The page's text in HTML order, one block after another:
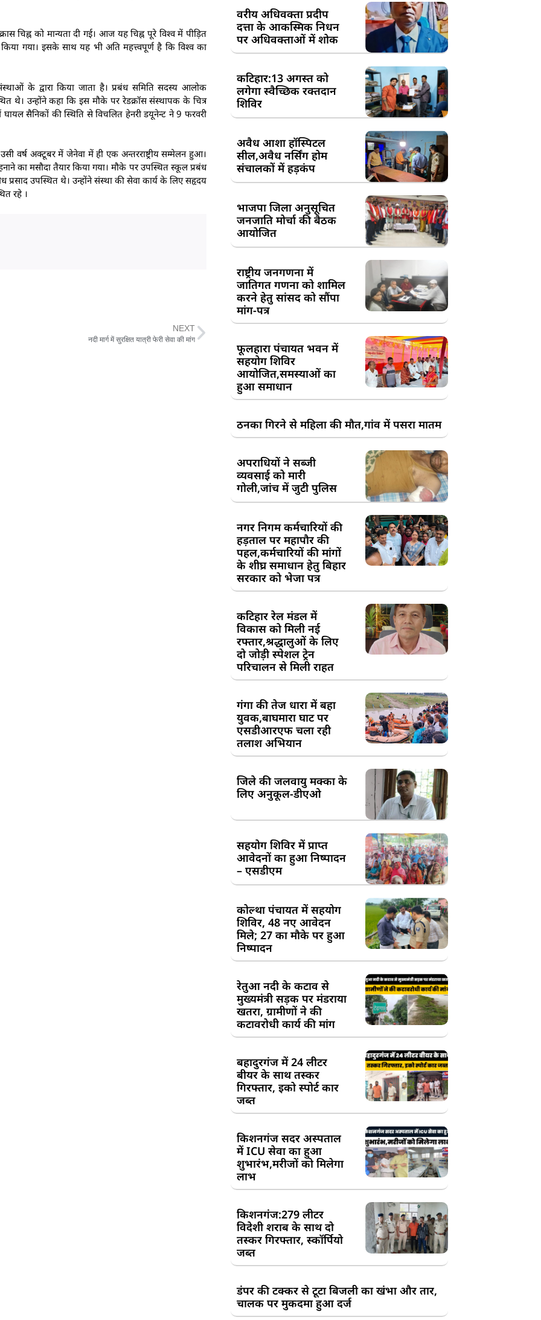
चिह्न को मान्यता दी गई। आज यह चिह्न पूरे विश्व में पीड़ित
गया। इसके साथ यह भी अति महत्त्वपूर्ण है कि विश्व का
के द्वारा किया जाता है। प्रबंध समिति सदस्य आलोक
थे। उन्होंने कहा कि इस मौके पर रेडक्रॉस संस्थापक के चित्र
सैनिकों की स्थिति से विचलित हेनरी डयूनेन्ट ने 9 फरवरी
वर्ष अक्टूबर में जेनेवा में ही एक अन्तरराष्ट्रीय सम्मेलन हुआ।
का मसौदा तैयार किया गया। मौके पर उपस्थित स्कूल प्रबंध
प्रसाद उपस्थित थे। उन्होंने संस्था की सेवा कार्य के लिए सहृदय
रहे ।
NEXT
नदी मार्ग में सुरक्षित यात्री फेरी सेवा की मांग
वरीय अधिवक्ता प्रदीप
दत्ता के आकस्मिक निधन
पर अधिवक्ताओं में शोक
कटिहार:13 अगस्त को
लगेगा स्वैच्छिक रक्तदान
शिविर
अवैध आशा हॉस्पिटल
सील,अवैध नर्सिंग होम
संचालकों में हड़कंप
भाजपा जिला अनुसूचित
जनजाति मोर्चा की बैठक
आयोजित
राष्ट्रीय जनगणना में
जातिगत गणना को शामिल
करने हेतु सांसद को सौंपा
मांग-पत्र
फूलहारा पंचायत भवन में
सहयोग शिविर
आयोजित,समस्याओं का
हुआ समाधान
ठनका गिरने से महिला की मौत,गांव में पसरा मातम
अपराधियों ने सब्जी
व्यवसाई को मारी
गोली,जांच में जुटी पुलिस
नगर निगम कर्मचारियों की
हड़ताल पर महापौर की
पहल,कर्मचारियों की मांगों
के शीघ्र समाधान हेतु बिहार
सरकार को भेजा पत्र
कटिहार रेल मंडल में
विकास को मिली नई
रफ्तार,श्रद्धालुओं के लिए
दो जोड़ी स्पेशल ट्रेन
परिचालन से मिली राहत
गंगा की तेज धारा में बहा
युवक,बाघमारा घाट पर
एसडीआरएफ चला रही
तलाश अभियान
जिले की जलवायु मक्का के
लिए अनुकूल-डीएओ
सहयोग शिविर में प्राप्त
आवेदनों का हुआ निष्पादन
– एसडीएम
कोल्था पंचायत में सहयोग
शिविर, 48 नए आवेदन
मिले; 27 का मौके पर हुआ
निष्पादन
रेतुआ नदी के कटाव से
मुख्यमंत्री सड़क पर मंडराया
खतरा, ग्रामीणों ने की
कटावरोधी कार्य की मांग
बहादुरगंज में 24 लीटर
बीयर के साथ तस्कर
गिरफ्तार, इको स्पोर्ट कार
जब्त
किशनगंज सदर अस्पताल
में ICU सेवा का हुआ
शुभारंभ,मरीजों को मिलेगा
लाभ
किशनगंज:279 लीटर
विदेशी शराब के साथ दो
तस्कर गिरफ्तार, स्कॉर्पियो
जब्त
डंपर की टक्कर से टूटा बिजली का खंभा और तार,
चालक पर मुकदमा हुआ दर्ज